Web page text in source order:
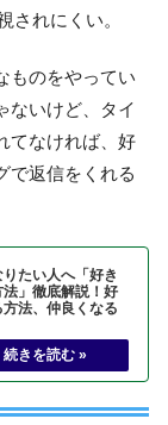
されにくい。
ものをやってい
ないけど、タイ
てなければ、好
で返信をくれる
たい人へ「好き
」徹底解説！好
法、仲良くなる